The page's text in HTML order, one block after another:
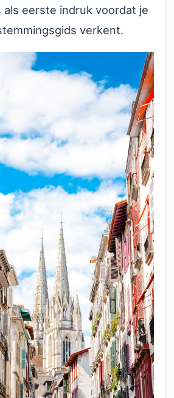
als eerste indruk voordat je
verkent.